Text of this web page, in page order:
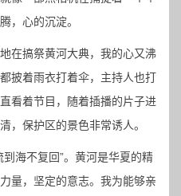
，心的沉淀。
在搞祭黄河大典，我的心又沸
披着雨衣打着伞，主持人也打
看着节目，随着插播的片子进
，保护区的景色非常诱人。
海不复回”。黄河是华夏的精
量，坚定的意志。我为能够亲